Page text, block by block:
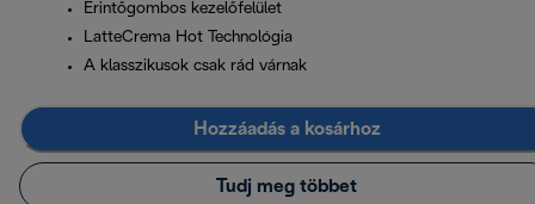
Érintőgombos kezelőfelület
LatteCrema Hot Technológia
A klasszikusok csak rád várnak
Hozzáadás a kosárhoz
Tudj meg többet